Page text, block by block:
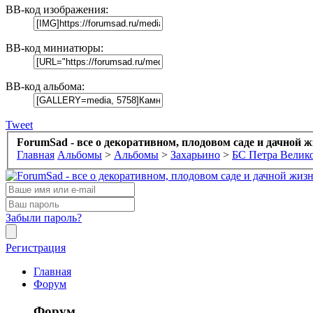
BB-код изображения:
BB-код миниатюры:
BB-код альбома:
Tweet
ForumSad - все о декоративном, плодовом саде и дачной
Главная Альбомы > Альбомы > Захарьино > БС Петра
Забыли пароль?
Регистрация
Главная
Форум